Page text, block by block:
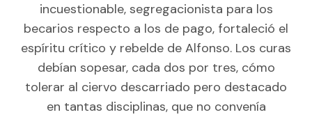
incuestionable, segregacionista para los
becarios respecto a los de pago, fortaleció el
espíritu crítico y rebelde de Alfonso. Los curas
debían sopesar, cada dos por tres, cómo
tolerar al ciervo descarriado pero destacado
en tantas disciplinas, que no convenía